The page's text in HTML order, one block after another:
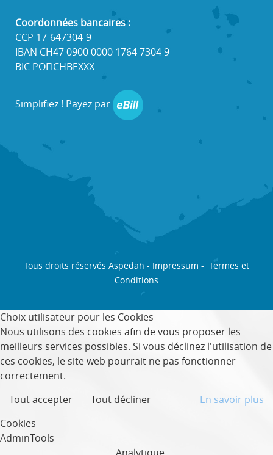
Coordonnées bancaires :
CCP 17-647304-9
IBAN CH47 0900 0000 1764 7304 9
BIC POFICHBEXXX
Simplifiez ! Payez par
Tous droits réservés Aspedah - Impressum - Termes et
Conditions
Choix utilisateur pour les Cookies
Nous utilisons des cookies afin de vous proposer les
meilleurs services possibles. Si vous déclinez l'utilisation de
ces cookies, le site web pourrait ne pas fonctionner
correctement.
Tout accepter
Tout décliner
En savoir plus
Cookies
AdminTools